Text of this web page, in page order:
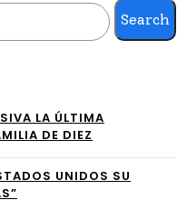
RE
GG
AE
Search
LA ÚLTIMA
DE DIEZ
UNIDOS SU